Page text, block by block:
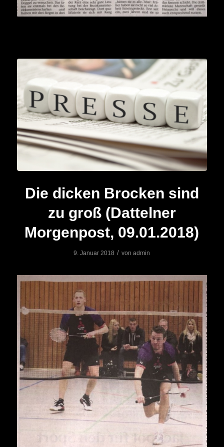
Die dicken Brocken sind
zu groß (Dattelner
Morgenpost, 09.01.2018)
9. Januar 2018 / vonadmin